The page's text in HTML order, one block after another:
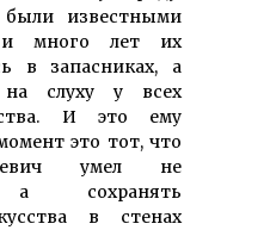
известными
и много лет их
в запасниках, а
слуху у всех
И это ему
это тот, что
умел не
а сохранять
в стенах